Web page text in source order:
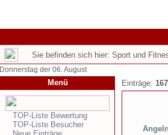
Sie befinden sich hier: Sport und
Donnerstag der 06. August
Menü
TOP-Liste Bewertung
TOP-Liste Besucher
Einträge: 167
Angeln